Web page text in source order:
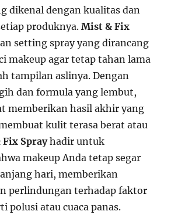
dikenal dengan kualitas dan
produknya.Mist & Fix
setting spray yang dirancang
makeup agar tetap tahan lama
tampilan aslinya. Dengan
dan formula yang lembut,
memberikan hasil akhir yang
kulit terasa berat atau
Sprayhadir untuk
makeup Anda tetap segar
hari, memberikan
perlindungan terhadap faktor
polusi atau cuaca panas.